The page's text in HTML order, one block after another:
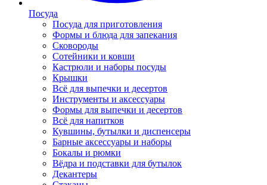
Посуда
Посуда для приготовления
Формы и блюда для запекания
Сковороды
Сотейники и ковши
Кастрюли и наборы посуды
Крышки
Всё для выпечки и десертов
Инструменты и аксессуары
Формы для выпечки и десертов
Всё для напитков
Кувшины, бутылки и диспенсеры
Барные аксессуары и наборы
Бокалы и рюмки
Вёдра и подставки для бутылок
Декантеры